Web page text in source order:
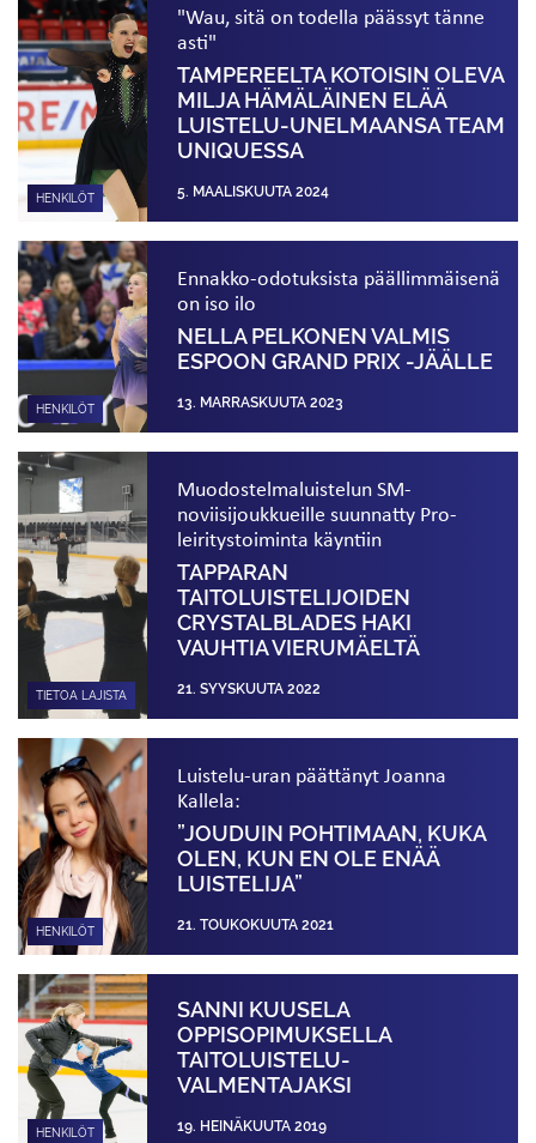
HENKILÖT
"Wau, sitä on todella päässyt tänne
asti"
TAMPEREELTA KOTOISIN OLEVA
MILJA HÄMÄLÄINEN ELÄÄ
LUISTELU-UNELMAANSA TEAM
UNIQUESSA
5. MAALISKUUTA 2024
HENKILÖT
Ennakko-odotuksista päällimmäisenä
on iso ilo
NELLA PELKONEN VALMIS
ESPOON GRAND PRIX -JÄÄLLE
13. MARRASKUUTA 2023
TIETOA LAJISTA
Muodostelmaluistelun SM-
noviisijoukkueille suunnatty Pro-
leiritystoiminta käyntiin
TAPPARAN
TAITOLUISTELIJOIDEN
CRYSTALBLADES HAKI
VAUHTIA VIERUMÄELTÄ
21. SYYSKUUTA 2022
HENKILÖT
Luistelu-uran päättänyt Joanna
Kallela:
”JOUDUIN POHTIMAAN, KUKA
OLEN, KUN EN OLE ENÄÄ
LUISTELIJA”
21. TOUKOKUUTA 2021
HENKILÖT
SANNI KUUSELA
OPPISOPIMUKSELLA
TAITOLUISTELU­
VALMENTAJAKSI
19. HEINÄKUUTA 2019